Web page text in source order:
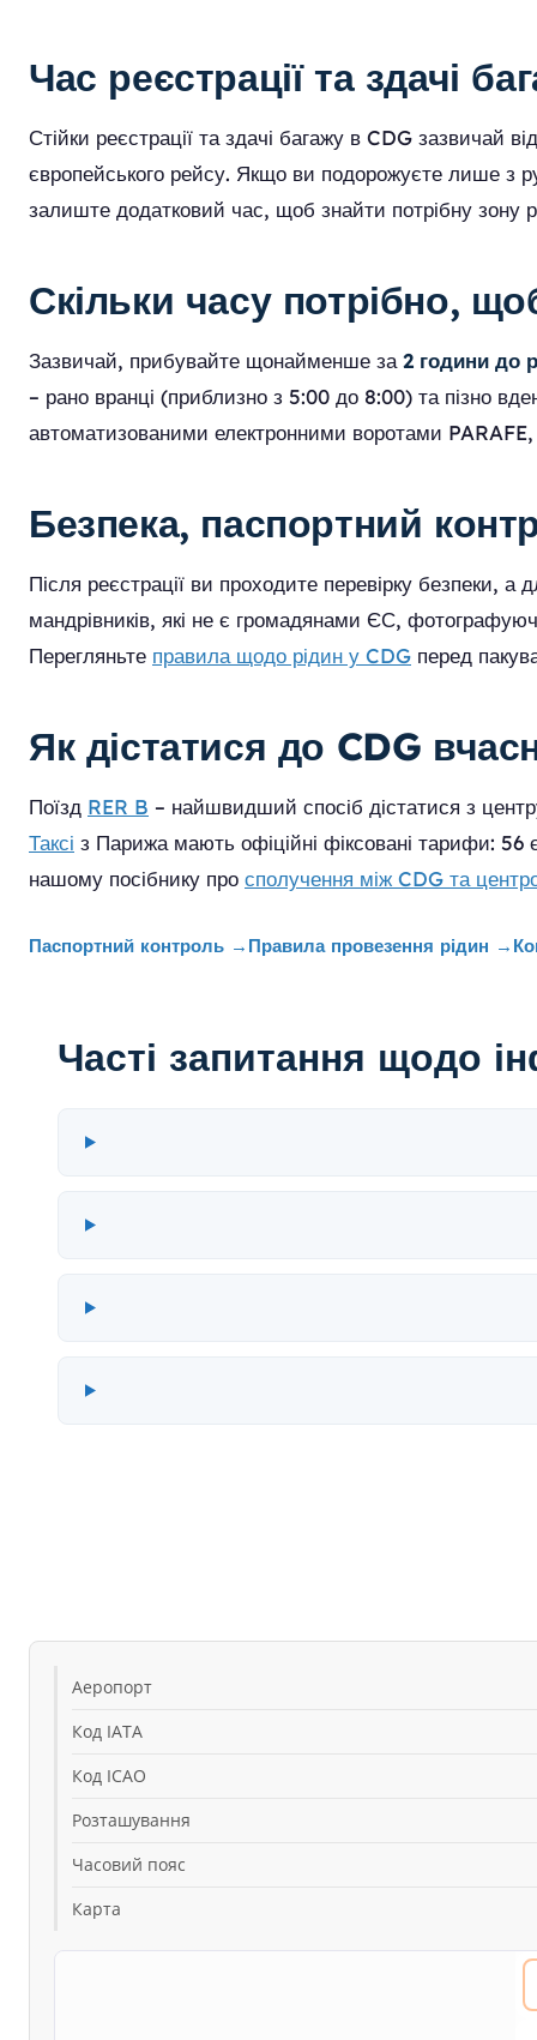
Час реєстрації та здачі
Стійки реєстрації та здачі багажу в CDG
європейського рейсу. Якщо ви подорожуєте лише з
залиште додатковий час, щоб знайти потрібну зону
Скільки часу потрібно,
Зазвичай, прибувайте щонайменше за 2 години до
– рано вранці (приблизно з 5:00 до 8:00) та пізно
автоматизованими електронними воротами
Безпека, паспортний
Після реєстрації ви проходите перевірку безпеки,
мандрівників, які не є громадянами ЄС,
Перегляньте правила щодо рідин у CDG перед
Як дістатися до CDG
Поїзд RER B – найшвидший спосіб дістатися з
Таксі з Парижа мають офіційні фіксовані тарифи: 56
нашому посібнику про сполучення між CDG та
Паспортний контроль → Правила провезення рідин →
Часті запитання щодо
Аеропорт
Код IATA
Код ICAO
Розташування
Часовий пояс
Карта